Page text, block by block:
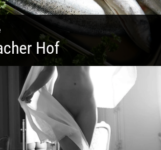
Hof
Weine | Gourmet Küche | Feiste Kulinarik |